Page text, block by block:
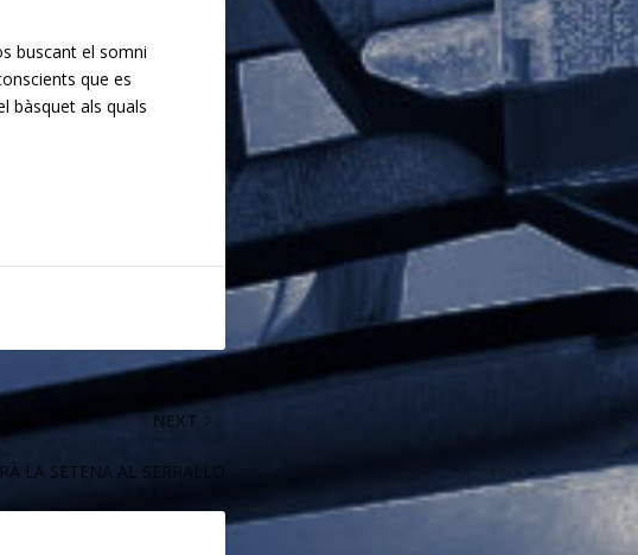
buscant el somni
que es
bàsquet als quals
NEXT
LA SETENA AL SERRALLO